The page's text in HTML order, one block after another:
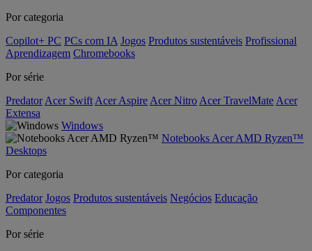
Por categoria
Copilot+ PC PCs com IA Jogos Produtos sustentáveis Profissional
Aprendizagem Chromebooks
Por série
Predator Acer Swift Acer Aspire Acer Nitro Acer TravelMate Acer
Extensa
Windows
Notebooks Acer AMD Ryzen™
Desktops
Por categoria
Predator Jogos Produtos sustentáveis Negócios Educação
Componentes
Por série